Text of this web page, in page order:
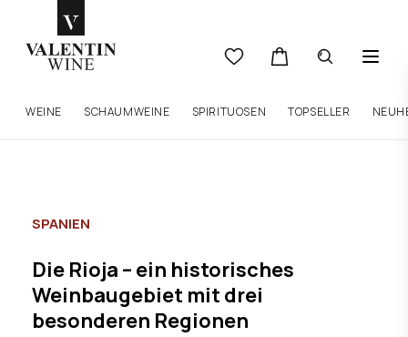
WEINE SCHAUMWEINE SPIRITUOSEN TOPSELLER
SPANIEN
Die Rioja – ein historisches
Weinbaugebiet mit drei
besonderen Regionen